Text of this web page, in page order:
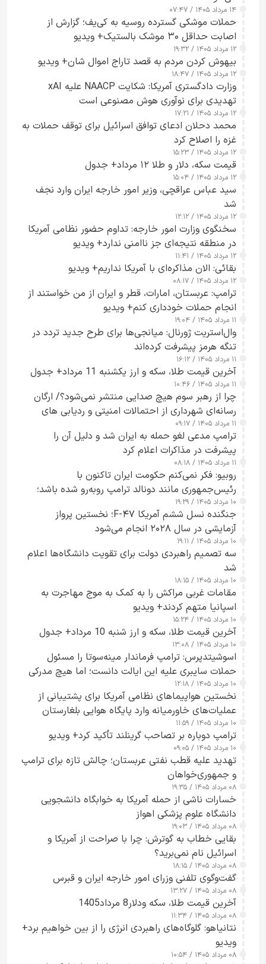
۱۴ مرداد ۱۴۰۵ / ۰۷:۴۷
حملات موشکی گسترده روسیه به کی‌یف؛ گزارش از
اصابت حداقل ۳۰ موشک بالستیک+ ویدیو
۱۲ مرداد ۱۴۰۵ / ۱۹:۳۲
بیهوش کردن مردم به قصد تاراج اموال شان+ ویدیو
۱۲ مرداد ۱۴۰۵ / ۱۸:۴۷
وزارت دادگستری آمریکا: شکایت NAACP علیه xAI
تهدیدی برای نوآوری هوش مصنوعی است
۱۲ مرداد ۱۴۰۵ / ۱۷:۲۱
محمد دحلان ادعای توافق اسرائیل برای توقف حملات به
غزه را اصلاح کرد
۱۲ مرداد ۱۴۰۵ / ۱۵:۲۳
قیمت سکه، دلار و طلا ۱۲ مرداد+ جدول
۱۲ مرداد ۱۴۰۵ / ۱۵:۰۴
سید عباس عراقچی، وزیر امور خارجه ایران وارد نجف
شد
۱۲ مرداد ۱۴۰۵ / ۱۲:۱۲
سخنگوی وزارت امور خارجه: تداوم حضور نظامی آمریکا
در منطقه نتیجه‌ای جز ناامنی ندارد+ ویدیو
۱۲ مرداد ۱۴۰۵ / ۱۱:۴۱
بقائی: الان مذاکره‌ای با آمریکا نداریم+ ویدیو
۱۲ مرداد ۱۴۰۵ / ۰۸:۱۷
ترامپ: عربستان، امارات، قطر و ایران از من خواستند از
انجام حملات خودداری کنم+ ویدیو
۱۱ مرداد ۱۴۰۵ / ۱۹:۰۴
وال‌استریت ژورنال: میانجی‌ها برای طرح جدید تردد در
تنگه هرمز پیشرفت کرده‌اند
۱۱ مرداد ۱۴۰۵ / ۱۶:۱۲
آخرین قیمت طلا، سکه و ارز یکشنبه 11 مرداد+ جدول
۱۱ مرداد ۱۴۰۵ / ۱۰:۴۶
چرا از رهبر سوم هیچ صدایی منتشر نمی‌شود؟/ ارگان
رسانه‌ای شهرداری از احتمالات امنیتی و ردیابی های
جاسوسی گفت
۱۱ مرداد ۱۴۰۵ / ۰۹:۱۷
ترامپ مدعی لغو حمله به ایران شد و دلیل آن را
پیشرفت در مذاکرات اعلام کرد
۱۱ مرداد ۱۴۰۵ / ۰۸:۱۸
روبیو: فکر نمی‌کنم حکومت ایران تاکنون با
رئیس‌جمهوری مانند دونالد ترامپ روبه‌رو شده باشد؛
کسی که واقعاً دست به اقدام می‌زند
۱۰ مرداد ۱۴۰۵ / ۱۹:۲۹
جنگنده نسل ششم آمریکا F-۴۷؛ نخستین پرواز
آزمایشی در سال ۲۰۲۸ انجام می‌شود
۱۰ مرداد ۱۴۰۵ / ۱۹:۱۱
سه تصمیم راهبردی دولت برای تقویت دانشگاه‌ها اعلام
شد
۱۰ مرداد ۱۴۰۵ / ۱۸:۱۵
مقامات غربی مراکش را به کمک به موج مهاجرت به
اسپانیا متهم کردند+ ویدیو
۱۰ مرداد ۱۴۰۵ / ۱۵:۲۴
آخرین قیمت طلا، سکه و ارز شنبه 10 مرداد+ جدول
۱۰ مرداد ۱۴۰۵ / ۱۳:۰۸
اسوشیتدپرس: ترامپ فرماندار مینه‌سوتا را مسئول
حملات سایبری علیه این ایالت دانست؛ اما هیچ مدرکی
ارائه نکرد
۱۰ مرداد ۱۴۰۵ / ۱۲:۱۸
نخستین هواپیماهای نظامی آمریکا برای پشتیبانی از
عملیات‌های خاورمیانه وارد پایگاه هوایی بلغارستان
شدند
۱۰ مرداد ۱۴۰۵ / ۱۱:۵۹
ترامپ دوباره بر تصاحب گرینلند تأکید کرد+ ویدیو
۱۰ مرداد ۱۴۰۵ / ۰۹:۰۵
تهدید علیه قطب نفتی عربستان؛ چالش تازه برای ترامپ
و جمهوری‌خواهان
۰۸ مرداد ۱۴۰۵ / ۱۹:۳۵
خسارات ناشی از حمله آمریکا به خوابگاه دانشجویی
دانشگاه علوم پزشکی اهواز
۰۸ مرداد ۱۴۰۵ / ۱۹:۰۳
بقایی خطاب به گوترش: چرا با صراحت از آمریکا و
اسرائیل نام نمی‌برید؟
۰۸ مرداد ۱۴۰۵ / ۱۸:۱۵
گفت‌وگوی تلفنی وزرای امور خارجه ایران و قبرس
۰۸ مرداد ۱۴۰۵ / ۱۳:۲۷
آخرین قیمت طلا، سکه ودلار8 مرداد1405
۰۸ مرداد ۱۴۰۵ / ۱۱:۳۴
نتانیاهو: گلوگاه‌های راهبردی انرژی را از بین خواهیم برد+
ویدیو
۰۸ مرداد ۱۴۰۵ / ۱۰:۵۴